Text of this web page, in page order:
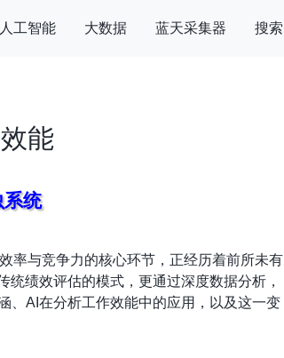
人工智能 大数据 蓝天采集器 搜索
能
统
率与竞争力的核心环节，正经历着前所未有
绩效评估的模式，更通过深度数据分析，
、AI在分析工作效能中的应用，以及这一变